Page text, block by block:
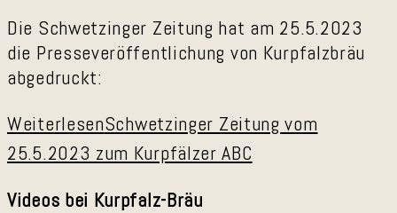
Die Schwetzinger Zeitung hat am 25.5.2023
die Presseveröffentlichung von Kurpfalzbräu
abgedruckt:
WeiterlesenSchwetzinger Zeitung vom
25.5.2023 zum Kurpfälzer ABC
Videos bei Kurpfalz-Bräu